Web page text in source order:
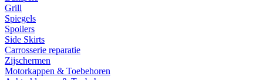
Grill
Spiegels
Spoilers
Side Skirts
Carrosserie reparatie
Zijschermen
Motorkappen & Toebehoren